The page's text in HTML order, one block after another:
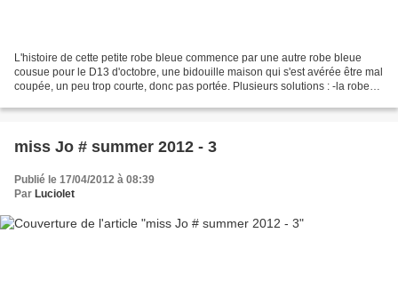
L'histoire de cette petite robe bleue commence par une autre robe bleue
cousue pour le D13 d'octobre, une bidouille maison qui s'est avérée être mal
coupée, un peu trop courte, donc pas portée. Plusieurs solutions : -la robe
miss Jo # summer 2012 - 3
Publié le 17/04/2012 à 08:39
Par Luciolet